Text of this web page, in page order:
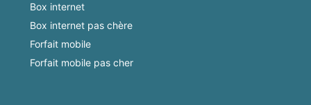
Box internet
Box internet pas chère
Forfait mobile
Forfait mobile pas cher